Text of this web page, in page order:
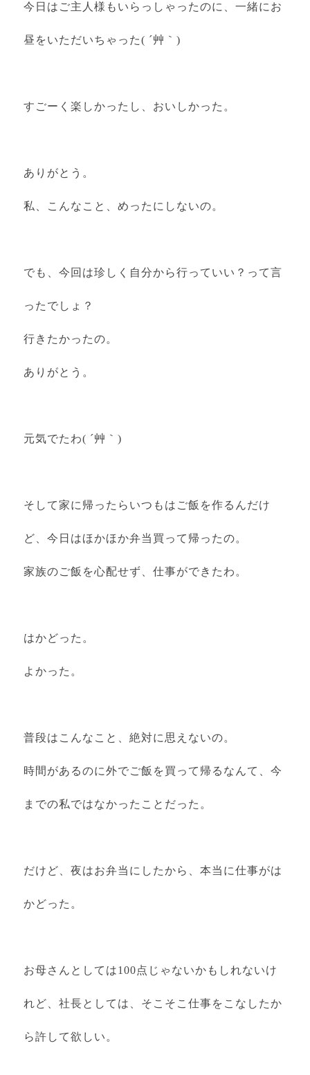
今日はご主人様もいらっしゃったのに、一緒にお
昼をいただいちゃった( ´艸｀)
すごーく楽しかったし、おいしかった。
ありがとう。
私、こんなこと、めったにしないの。
でも、今回は珍しく自分から行っていい？って言
ったでしょ？
行きたかったの。
ありがとう。
元気でたわ( ´艸｀)
そして家に帰ったらいつもはご飯を作るんだけ
ど、今日はほかほか弁当買って帰ったの。
家族のご飯を心配せず、仕事ができたわ。
はかどった。
よかった。
普段はこんなこと、絶対に思えないの。
時間があるのに外でご飯を買って帰るなんて、今
までの私ではなかったことだった。
だけど、夜はお弁当にしたから、本当に仕事がは
かどった。
お母さんとしては100点じゃないかもしれないけ
れど、社長としては、そこそこ仕事をこなしたか
ら許して欲しい。